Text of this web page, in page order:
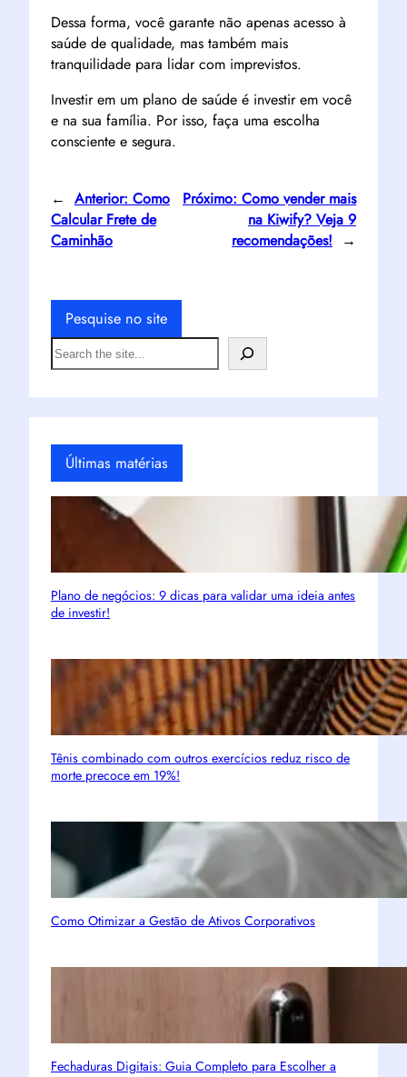
Dessa forma, você garante não apenas acesso à
saúde de qualidade, mas também mais
tranquilidade para lidar com imprevistos.
Investir em um plano de saúde é investir em você
e na sua família. Por isso, faça uma escolha
consciente e segura.
← Anterior: Como
Calcular Frete de
Caminhão
Próximo: Como vender mais
na Kiwify? Veja 9
recomendações!
→
Pesquise no site
S
e
h
Últimas matérias
Plano de negócios: 9 dicas para validar uma ideia antes
de investir!
Tênis combinado com outros exercícios reduz risco de
morte precoce em 19%!
Como Otimizar a Gestão de Ativos Corporativos
Fechaduras Digitais: Guia Completo para Escolher a